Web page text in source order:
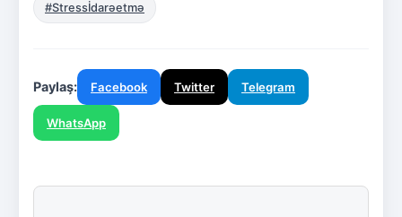
#Stressİdarəetmə
Paylaş: Facebook Twitter Telegram
WhatsApp